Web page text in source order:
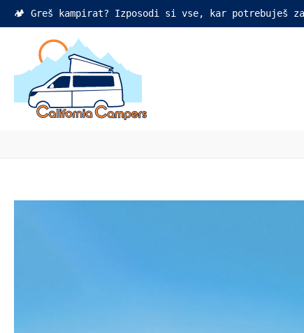
🏕️ Greš kampirat? Izposodi si vse, kar potrebuješ